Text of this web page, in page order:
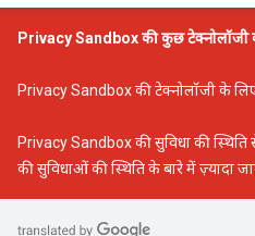
Privacy Sandbox की कुछ टेक्नोलॉजी
Privacy Sandbox की टेक्नोलॉजी के
Privacy Sandbox की सुविधा की स्थिति
की सुविधाओं की स्थिति के बारे में ज़्यादा